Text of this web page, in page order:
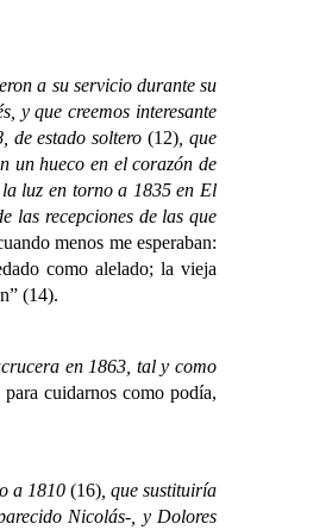
a su servicio durante su
y que creemos interesante
de estado soltero(12) , que
un hueco en el corazón de
luz en torno a 1835 en El
las recepciones de las que
menos me esperaban:
como alelado; la vieja
(14).
en 1863, tal y como
cuidarnos como podía,
a 1810 (16), que sustituiría
Nicolás-, y Dolores